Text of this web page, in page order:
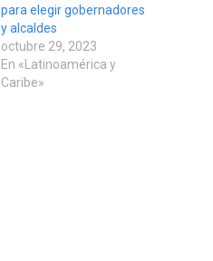
para elegir gobernadores
y alcaldes
octubre 29, 2023
En «Latinoamérica y
Caribe»